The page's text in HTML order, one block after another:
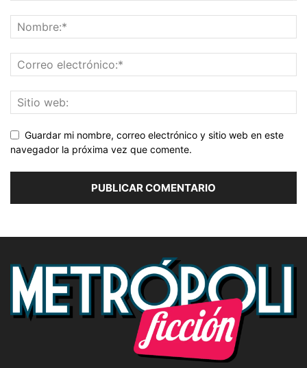
Guardar mi nombre, correo electrónico y sitio web en este
navegador la próxima vez que comente.